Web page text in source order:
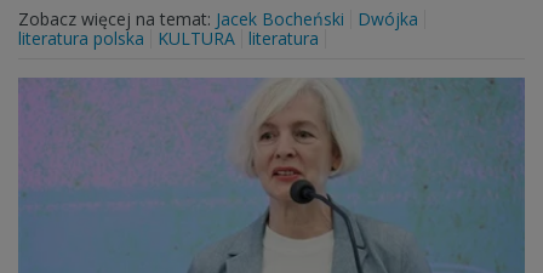
Zobacz więcej na temat: Jacek Bocheński
Dwójka
literatura polska
KULTURA literatura